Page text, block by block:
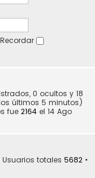
Recordar
0 ocultos y 18
últimos 5 minutos)
fue 2164 el 14 Ago
Usuarios totales 5682 •